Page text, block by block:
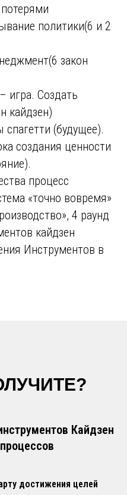
политики(6 и 2
закон
игра. Создать
кайдзен)
(будущее).
создания ценности
процесс
«точно вовремя»
4 раунд
кайдзен
Инструментов в
Кайдзен
достижения целей